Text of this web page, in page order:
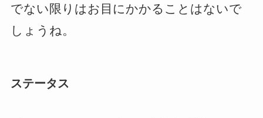
でない限りはお目にかかることはないで
しょうね。
ステータス